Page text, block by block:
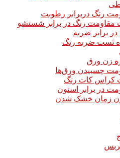
رنگ دربرابر رطوبت
مقاومت رنگ در برابر شستشو
برابر ضربه
تست ضربه رنگ
زن ورق
چسبیدن ورق‌ها
کراس کات رنگ
در برابر استون
زمان خشک شدن